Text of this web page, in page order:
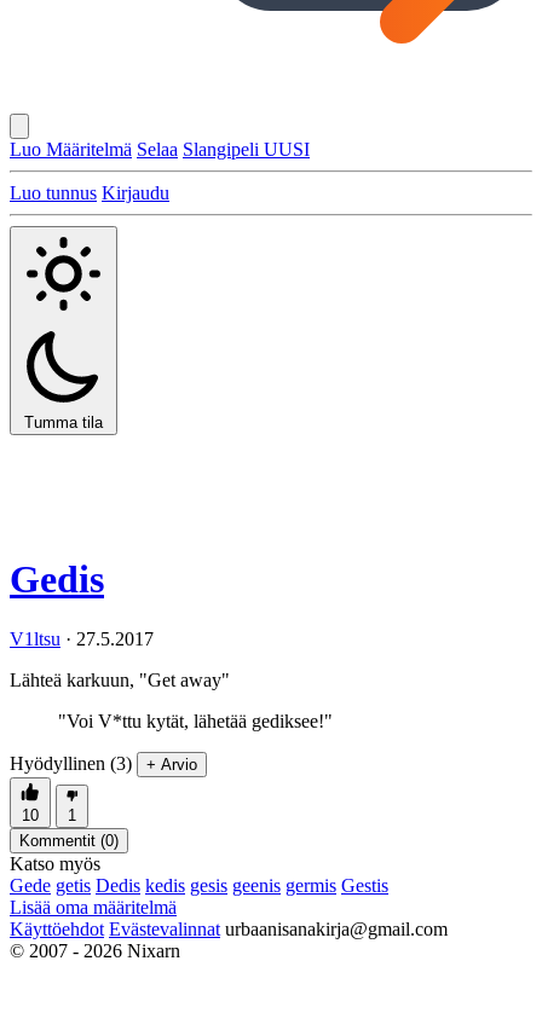
Luo Määritelmä Selaa Slangipeli UUSI
Luo tunnus Kirjaudu
Tumma tila
Gedis
V1ltsu · 27.5.2017
Lähteä karkuun, "Get away"
"Voi V*ttu kytät, lähetää gediksee!"
Hyödyllinen (3) + Arvio
10
1
Kommentit (0)
Katso myös
Gede getis Dedis kedis gesis geenis germis Gestis
Lisää oma määritelmä
Käyttöehdot Evästevalinnat urbaanisanakirja@gmail.com
© 2007 - 2026 Nixarn